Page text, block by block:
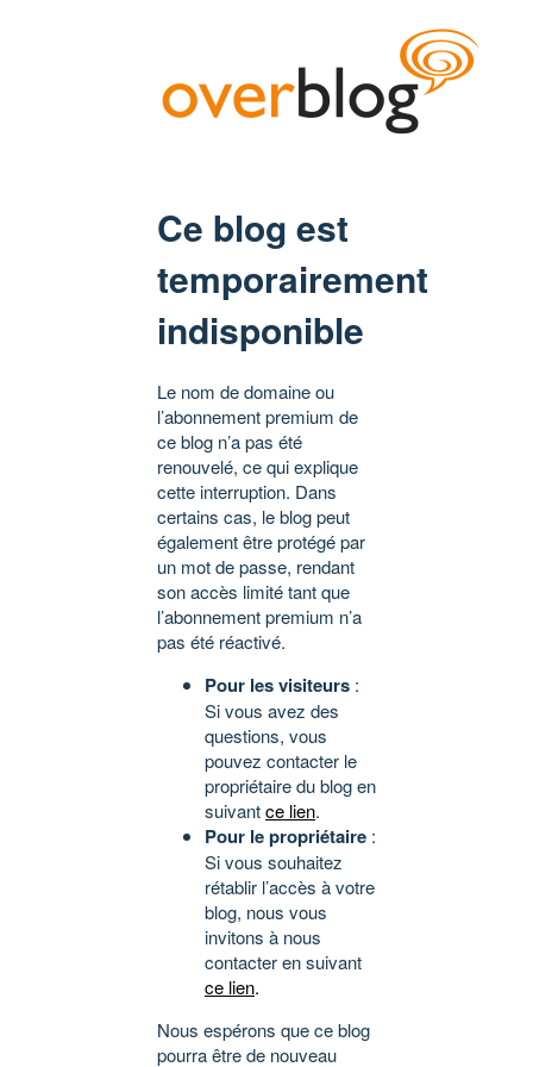
Ce blog est
temporairement
indisponible
Le nom de domaine ou
l’abonnement premium de
ce blog n’a pas été
renouvelé, ce qui explique
cette interruption. Dans
certains cas, le blog peut
également être protégé par
un mot de passe, rendant
son accès limité tant que
l’abonnement premium n’a
pas été réactivé.
Pour les visiteurs :
Si vous avez des
questions, vous
pouvez contacter le
propriétaire du blog en
suivantce lien.
Pour le propriétaire :
Si vous souhaitez
rétablir l’accès à votre
blog, nous vous
invitons à nous
contacter en suivant
ce lien.
Nous espérons que ce blog
pourra être de nouveau